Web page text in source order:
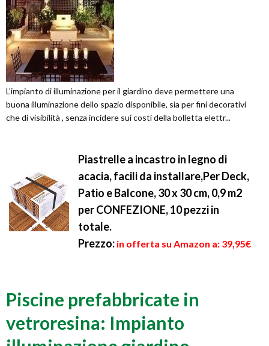
L’impianto di illuminazione per il giardino deve permettere una
buona illuminazione dello spazio disponibile, sia per fini decorativi
che di visibilità , senza incidere sui costi della bolletta elettr...
Piastrelle a incastro in legno di
acacia, facili da installare,Per Deck,
Patio e Balcone, 30 x 30 cm, 0,9 m2
per CONFEZIONE, 10 pezzi in
totale.
Prezzo: in offerta su Amazon a: 39,95€
Piscine prefabbricate in
vetroresina: Impianto